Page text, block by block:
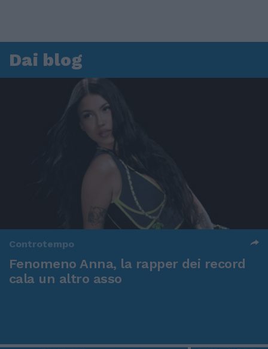
Dai blog
Controtempo
Fenomeno Anna, la rapper dei record
cala un altro asso